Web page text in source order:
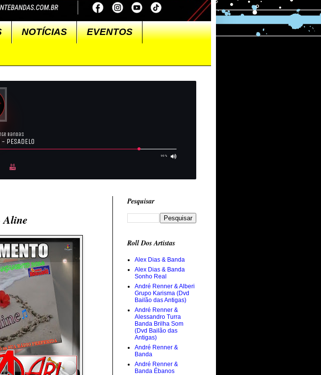
NOTÍCIAS EVENTOS
Aline
Pesquisar
Roll Dos Artistas
Alex Dias & Banda
Alex Dias & Banda
Sonho Real
André Renner & Alberi
Grupo Karisma (Dvd
Bailão das Antigas)
André Renner &
Alessandro Turra
Banda Brilha Som
(Dvd Bailão das
Antigas)
André Renner &
Banda
André Renner &
Banda Ébanos